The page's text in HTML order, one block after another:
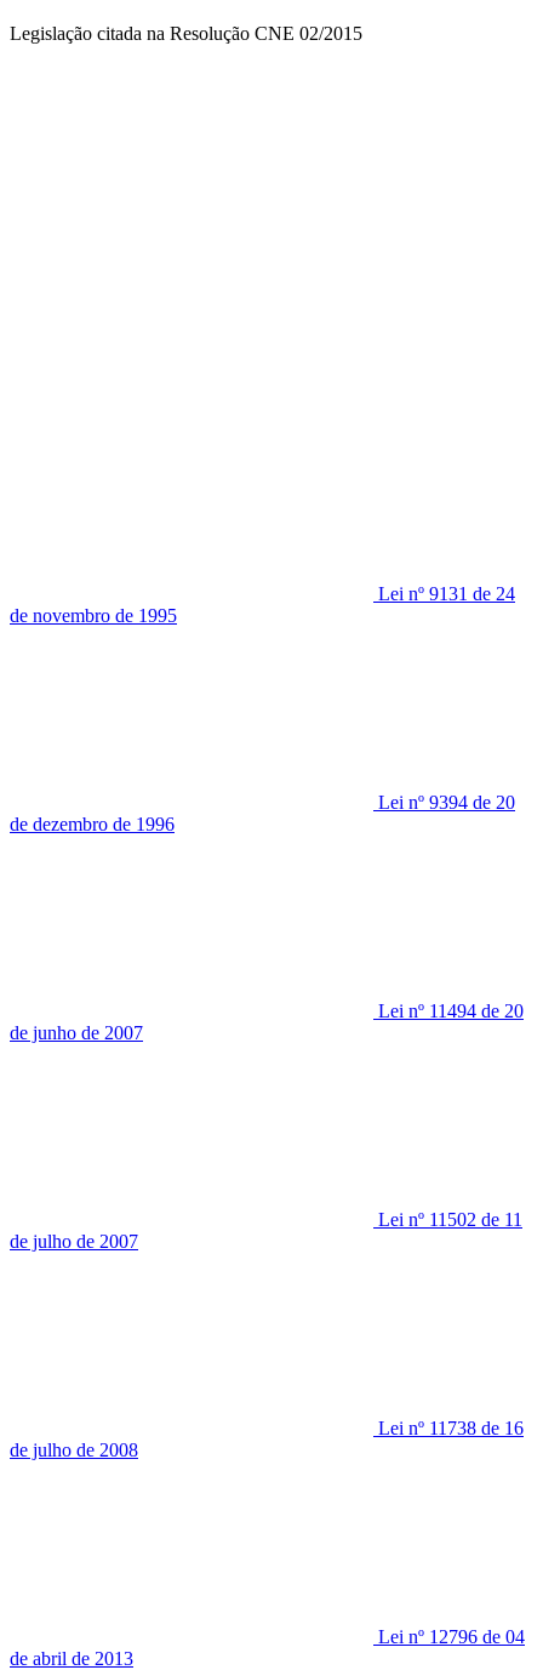
Legislação citada na Resolução CNE 02/2015
Lei nº 9131 de 24
de novembro de 1995
Lei nº 9394 de 20
de dezembro de 1996
Lei nº 11494 de 20
de junho de 2007
Lei nº 11502 de 11
de julho de 2007
Lei nº 11738 de 16
de julho de 2008
Lei nº 12796 de 04
de abril de 2013